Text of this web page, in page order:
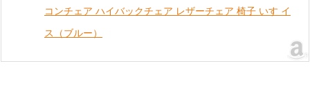
コンチェア ハイバックチェア レザーチェア 椅子 いす イ
ス（ブルー）